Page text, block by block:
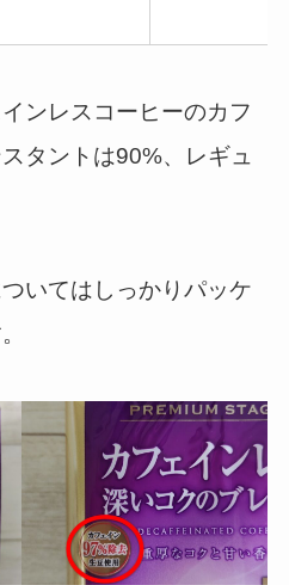
ンレスコーヒーのカフ
タントは90%、レギュ
いてはしっかりパッケ